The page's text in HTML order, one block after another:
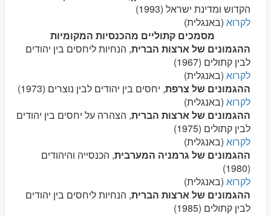
הקדוש ומדינת ישראל (1993)
לקרוא (באנגלית)
מסמכים קתוליים מהכנסיות המקומיות
ההגמונים של ארצות הברית, הנחיות ליחסים בין יהודים
לבין קתולים (1967)
לקרוא (באנגלית)
ההגמונים של צרפת, יחסים בין יהודים לבין נוצרים (1973)
לקרוא (באנגלית)
ההגמונים של ארצות הברית, הצהרה על יחסים בין יהודים
לבין קתולים (1975)
לקרוא (באנגלית)
ההגמונים של גרמניה המערבית, הכנסייה והיהודים
(1980)
לקרוא (באנגלית)
ההגמונים של ארצות הברית, הנחיות ליחסים בין יהודים
לבין קתולים (1985)